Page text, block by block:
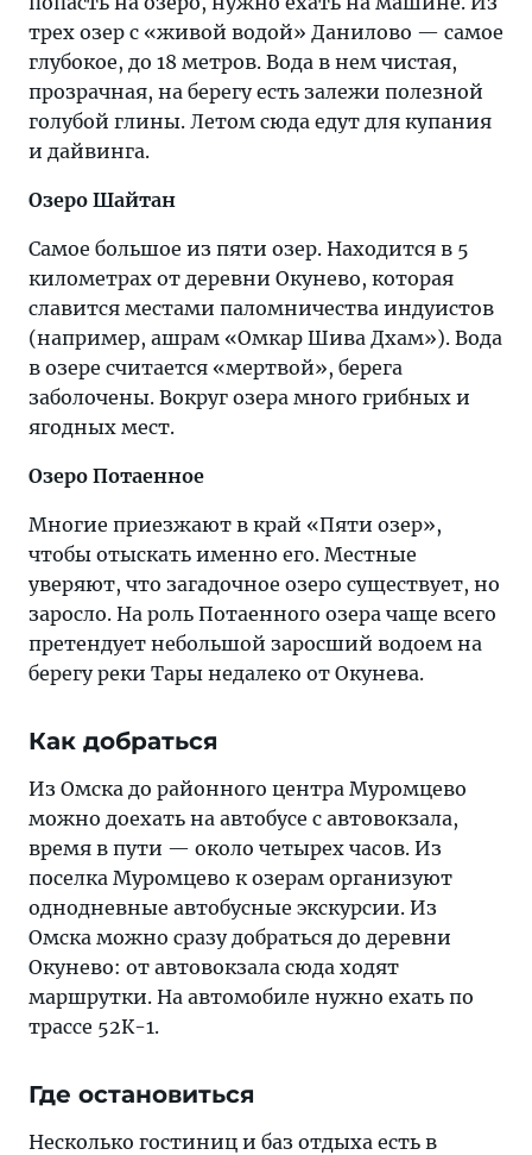
трех озер с «живой водой» Данилово — самое
глубокое, до 18 метров. Вода в нем чистая,
прозрачная, на берегу есть залежи полезной
голубой глины. Летом сюда едут для купания
и дайвинга.
Озеро Шайтан
Самое большое из пяти озер. Находится в 5
километрах от деревни Окунево, которая
славится местами паломничества индуистов
(например, ашрам «Омкар Шива Дхам»). Вода
в озере считается «мертвой», берега
заболочены. Вокруг озера много грибных и
ягодных мест.
Озеро Потаенное
Многие приезжают в край «Пяти озер»,
чтобы отыскать именно его. Местные
уверяют, что загадочное озеро существует, но
заросло. На роль Потаенного озера чаще всего
претендует небольшой заросший водоем на
берегу реки Тары недалеко от Окунева.
Как добраться
Из Омска до районного центра Муромцево
можно доехать на автобусе с автовокзала,
время в пути — около четырех часов. Из
поселка Муромцево к озерам организуют
однодневные автобусные экскурсии. Из
Омска можно сразу добраться до деревни
Окунево: от автовокзала сюда ходят
маршрутки. На автомобиле нужно ехать по
трассе 52К-1.
Где остановиться
Несколько гостиниц и баз отдыха есть в